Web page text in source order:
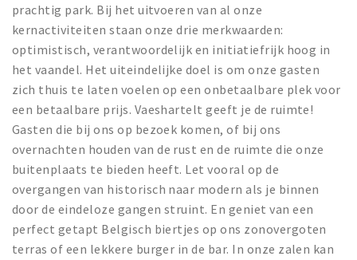
Andere City Apps
prachtig park. Bij het uitvoeren van al onze
kernactiviteiten staan onze drie merkwaarden:
optimistisch, verantwoordelijk en initiatiefrijk hoog in
het vaandel. Het uiteindelijke doel is om onze gasten
zich thuis te laten voelen op een onbetaalbare plek voor
een betaalbare prijs. Vaeshartelt geeft je de ruimte!
Gasten die bij ons op bezoek komen, of bij ons
overnachten houden van de rust en de ruimte die onze
buitenplaats te bieden heeft. Let vooral op de
overgangen van historisch naar modern als je binnen
door de eindeloze gangen struint. En geniet van een
perfect getapt Belgisch biertjes op ons zonovergoten
terras of een lekkere burger in de bar. In onze zalen kan